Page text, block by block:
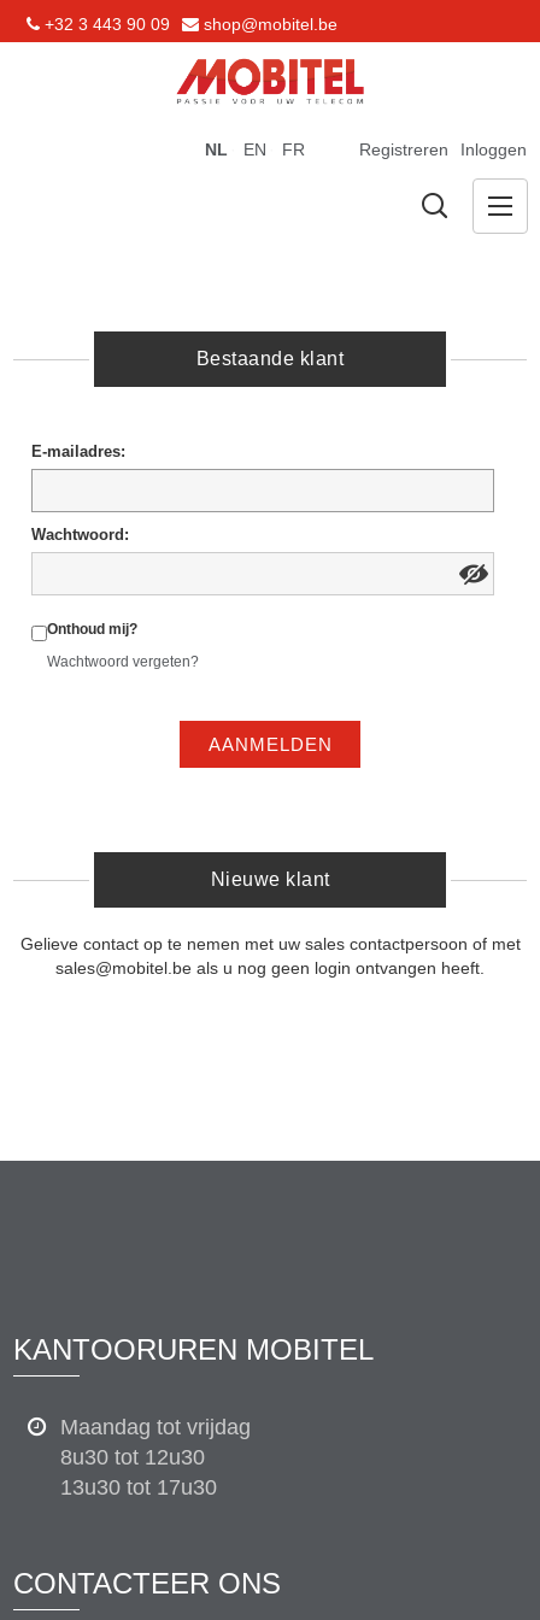
+32 3 443 90 09 shop@mobitel.be
Registreren Inloggen
NL EN FR
Bestaande klant
E-mailadres:
Wachtwoord:
Onthoud mij?
Wachtwoord vergeten?
AANMELDEN
Nieuwe klant
Gelieve contact op te nemen met uw sales contactpersoon of met
sales@mobitel.be als u nog geen login ontvangen heeft.
KANTOORUREN MOBITEL
Maandag tot vrijdag
8u30 tot 12u30
13u30 tot 17u30
CONTACTEER ONS